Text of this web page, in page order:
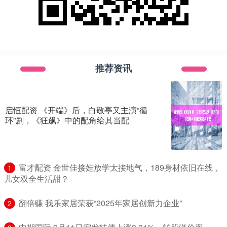
推荐资讯
启恒配资 《开端》后，白敬亭又主演“循
环”剧，《狂飙》中的配角给其当配
1
​富才配资 金世佳接娃放学太接地气，189身材依旧在线，
儿女双全生活甜？
2 ​翻倍赚 我乐家居荣获“2025年家居创新力企业”